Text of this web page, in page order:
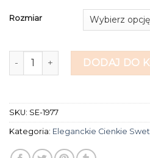
Rozmiar
ilość eleganckie cienkie
DODAJ DO
SKU: SE-1977
Kategoria: Eleganckie Cienkie